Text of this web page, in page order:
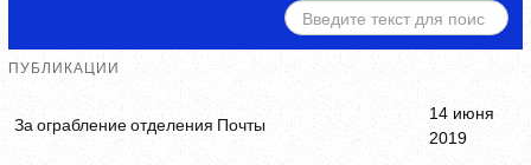
ИСКАТЬ...
ПУБЛИКАЦИИ
За ограбление отделения Почты
14 июня
2019